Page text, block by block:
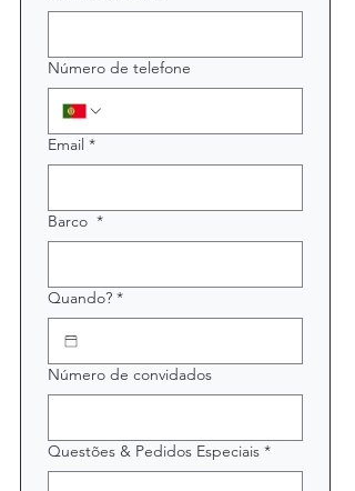
Número de telefone
Email *
Barco *
Quando? *
Número de convidados
Questões & Pedidos Especiais *